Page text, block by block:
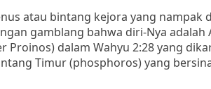
atau bintang kejora yang nampak
gamblang bahwa diri-Nya adalah
Proinos) dalam Wahyu 2:28 yang
Timur (phosphoros) yang